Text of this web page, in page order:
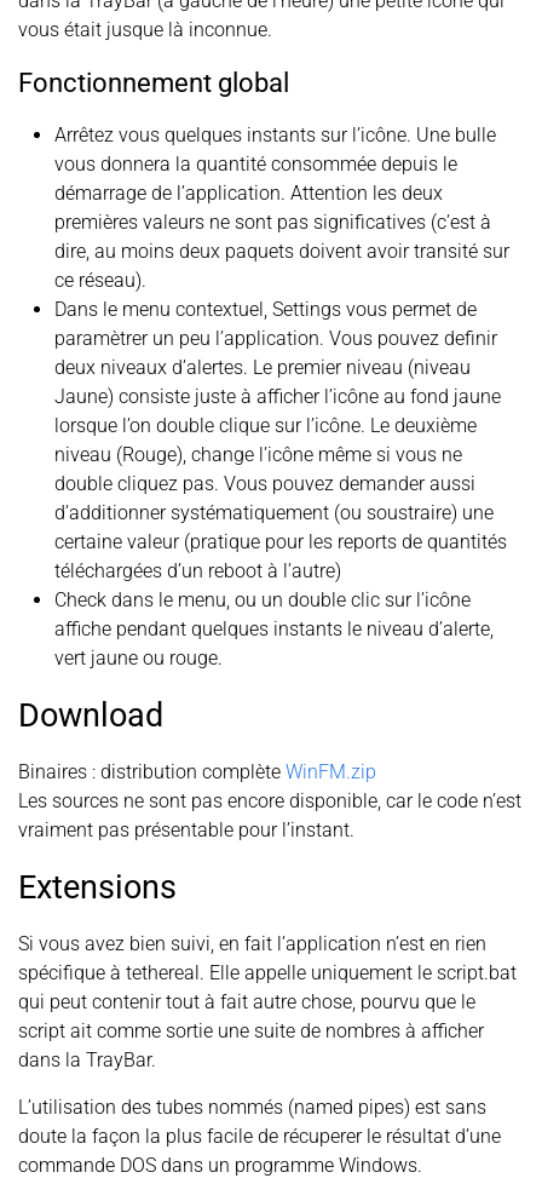
vous était jusque là inconnue.
Fonctionnement global
Arrêtez vous quelques instants sur l’icône. Une bulle
vous donnera la quantité consommée depuis le
démarrage de l’application. Attention les deux
premières valeurs ne sont pas significatives (c’est à
dire, au moins deux paquets doivent avoir transité sur
ce réseau).
Dans le menu contextuel, Settings vous permet de
paramètrer un peu l’application. Vous pouvez definir
deux niveaux d’alertes. Le premier niveau (niveau
Jaune) consiste juste à afficher l’icône au fond jaune
lorsque l’on double clique sur l’icône. Le deuxième
niveau (Rouge), change l’icône même si vous ne
double cliquez pas. Vous pouvez demander aussi
d’additionner systématiquement (ou soustraire) une
certaine valeur (pratique pour les reports de quantités
téléchargées d’un reboot à l’autre)
Check dans le menu, ou un double clic sur l’icône
affiche pendant quelques instants le niveau d’alerte,
vert jaune ou rouge.
Download
Binaires : distribution complète WinFM.zip
Les sources ne sont pas encore disponible, car le code n’est
vraiment pas présentable pour l’instant.
Extensions
Si vous avez bien suivi, en fait l’application n’est en rien
spécifique à tethereal. Elle appelle uniquement le script.bat
qui peut contenir tout à fait autre chose, pourvu que le
script ait comme sortie une suite de nombres à afficher
dans la TrayBar.
L’utilisation des tubes nommés (named pipes) est sans
doute la façon la plus facile de récuperer le résultat d’une
commande DOS dans un programme Windows.